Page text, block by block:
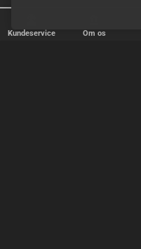
Kundeservice Om os